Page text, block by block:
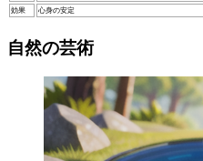
効果
心身の安定
自然の芸術